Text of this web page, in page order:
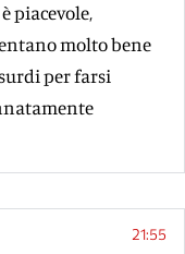
piacevole,
molto bene
per farsi
21:55